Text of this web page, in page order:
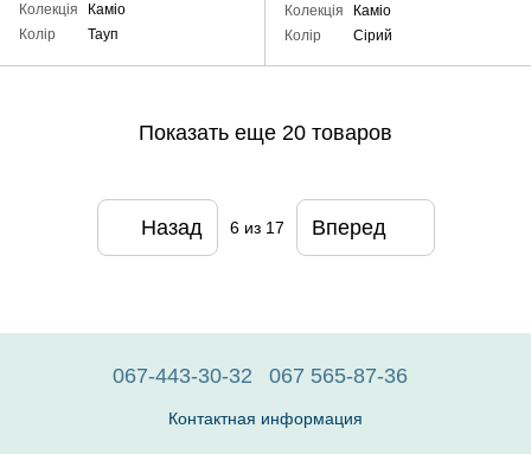
Колекція
Каміо
Колір
Тауп
Колекція
Каміо
Колір
Сірий
Показать еще 20 товаров
Назад 6из 17 Вперед
067-443-30-32 067 565-87-36
Контактная информация